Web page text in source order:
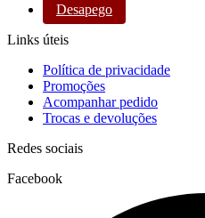
Desapego
Links úteis
Política de privacidade
Promoções
Acompanhar pedido
Trocas e devoluções
Redes sociais
Facebook